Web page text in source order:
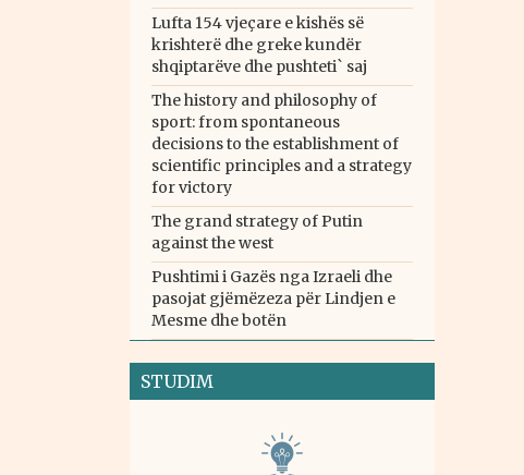
Lufta 154 vjeçare e kishës së
krishterë dhe greke kundër
shqiptarëve dhe pushteti` saj
The history and philosophy of
sport: from spontaneous
decisions to the establishment of
scientific principles and a strategy
for victory
The grand strategy of Putin
against the west
Pushtimi i Gazës nga Izraeli dhe
pasojat gjëmëzeza për Lindjen e
Mesme dhe botën
STUDIM